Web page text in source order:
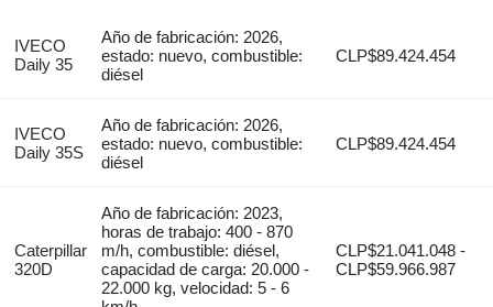
IVECO
Daily 35
Año de fabricación: 2026,
estado: nuevo, combustible:
diésel
CLP$89.424.454
IVECO
Daily 35S
Año de fabricación: 2026,
estado: nuevo, combustible:
diésel
CLP$89.424.454
Caterpillar
320D
Año de fabricación: 2023,
horas de trabajo: 400 - 870
m/h, combustible: diésel,
capacidad de carga: 20.000 -
22.000 kg, velocidad: 5 - 6
CLP$21.041.048 -
CLP$59.966.987